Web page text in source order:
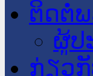
ຕິດຕໍ່
ຜູ້ປ
ກ່ຽວ